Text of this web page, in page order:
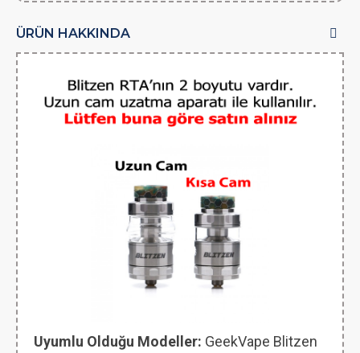
ÜRÜN HAKKINDA
Uyumlu Olduğu Modeller: GeekVape Blitzen